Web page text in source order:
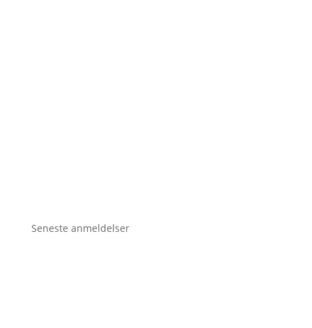
Seneste anmeldelser